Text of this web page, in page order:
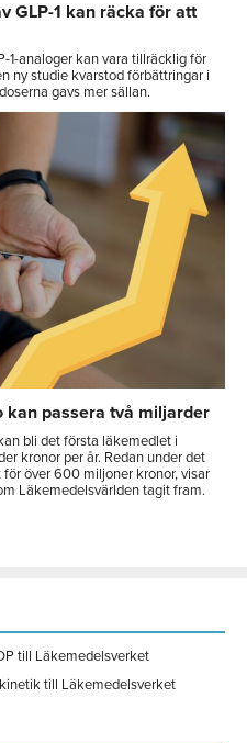
GLP-1 kan räcka för att
1-analoger kan vara tillräcklig för
ny studie kvarstod förbättringar i
gavs mer sällan.
passera två miljarder
bli det första läkemedlet i
kronor per år. Redan under det
över 600 miljoner kronor, visar
Läkemedelsvärlden tagit fram.
till Läkemedelsverket
till Läkemedelsverket